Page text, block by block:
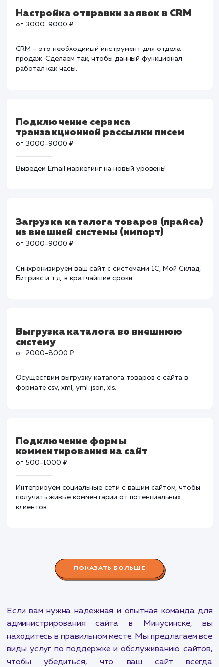
Instagram на сайте
от 1500-3000 ₽
Установим выгрузку вашего контента из Instagram
любую CMS, фреймворк или самописный сайт
Настройка отправки заявок в CRM
от 3000-9000 ₽
продаж. Сделаем так, чтобы данный функционал
Подключение сервиса
транзакционной рассылки писем
от 3000-9000 ₽
Загрузка каталога товаров
из внешней системы (импорт)
от 3000-9000 ₽
Выгрузка каталога во внешнюю
систему
от 2000-8000 ₽
комментирования на сайт
от 500-1000 ₽
Интегрируем социальные сети с вашим сайтом,
получать живые комментарии от потенциальных